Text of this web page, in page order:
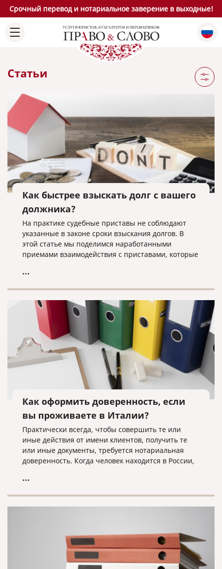
Срочный перевод и нотариальное заверение в выходные!
Статьи
Как быстрее взыскать долг с вашего
должника?
На практике судебные приставы не соблюдают
указанные в законе сроки взыскания долгов. В
этой статье мы поделимся наработанными
приемами взаимодействия с приставами, которые
должника.
...
Как оформить доверенность, если
вы проживаете в Италии?
Практически всегда, чтобы совершить те или
иные действия от имени клиентов, получить те
или иные документы, требуется нотариальная
доверенность. Когда человек находится в России,
контору и оформляет документ с нужными нам
...